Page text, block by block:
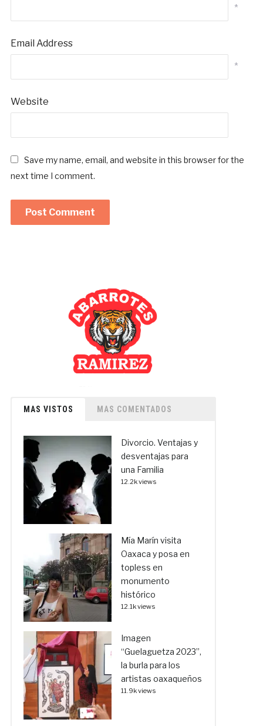
*
Email Address
*
Website
Save my name, email, and website in this browser for the
next time I comment.
MAS VISTOS MAS COMENTADOS
Divorcio. Ventajas y
desventajas para
una Familia
12.2k views
Mía Marín visita
Oaxaca y posa en
topless en
monumento
histórico
12.1k views
Imagen
“Guelaguetza 2023”,
la burla para los
artistas oaxaqueños
11.9k views